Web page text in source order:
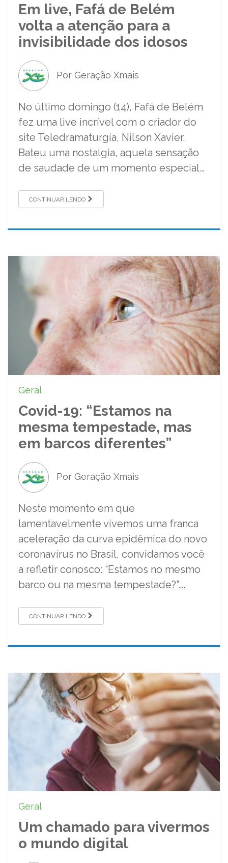
Em live, Fafá de Belém
volta a atenção para a
invisibilidade dos idosos
Por Geração Xmais
No último domingo (14), Fafá de Belém
fez uma live incrível com o criador do
site Teledramaturgia, Nilson Xavier.
Bateu uma nostalgia, aquela sensação
de saudade de um momento especial…
CONTINUAR LENDO
Geral
Covid-19: “Estamos na
mesma tempestade, mas
em barcos diferentes”
Por Geração Xmais
Neste momento em que
lamentavelmente vivemos uma franca
aceleração da curva epidêmica do novo
coronavírus no Brasil, convidamos você
a refletir conosco: “Estamos no mesmo
barco ou na mesma tempestade?”….
CONTINUAR LENDO
Geral
Um chamado para vivermos
o mundo digital